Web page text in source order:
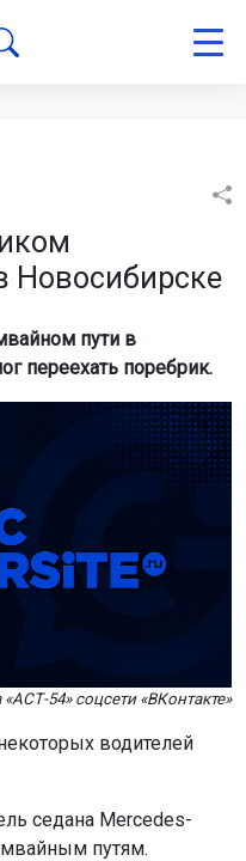
Новосибирске
пути в
переехать поребрик.
«АСТ-54» соцсети «ВКонтакте»
водителей
седана Mercedes-
путям.